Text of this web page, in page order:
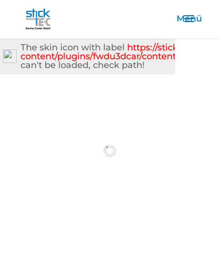
The skin icon with label https://sticktec.de/
content/plugins/fwdu3dcar/content/
can't be loaded, check path!